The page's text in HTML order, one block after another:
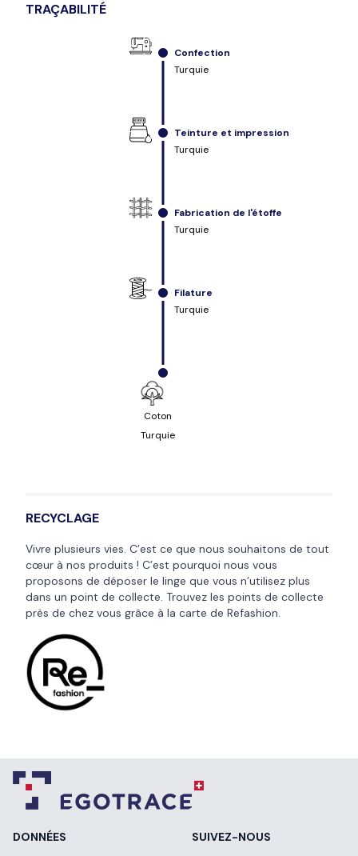
TRAÇABILITÉ
Confection
Turquie
Teinture et impression
Turquie
Fabrication de l'étoffe
Turquie
Filature
Turquie
Coton
Turquie
RECYCLAGE
Vivre plusieurs vies. C’est ce que nous souhaitons de tout
cœur à nos produits ! C’est pourquoi nous vous
proposons de déposer le linge que vous n’utilisez plus
dans un point de collecte. Trouvez les points de collecte
près de chez vous grâce à la carte de Refashion.
DONNÉES SUIVEZ-NOUS